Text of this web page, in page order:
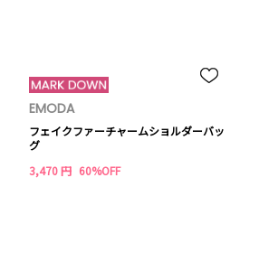
EMODA
フェイクファーチャームショルダーバッ
グ
3,470 円 60%OFF